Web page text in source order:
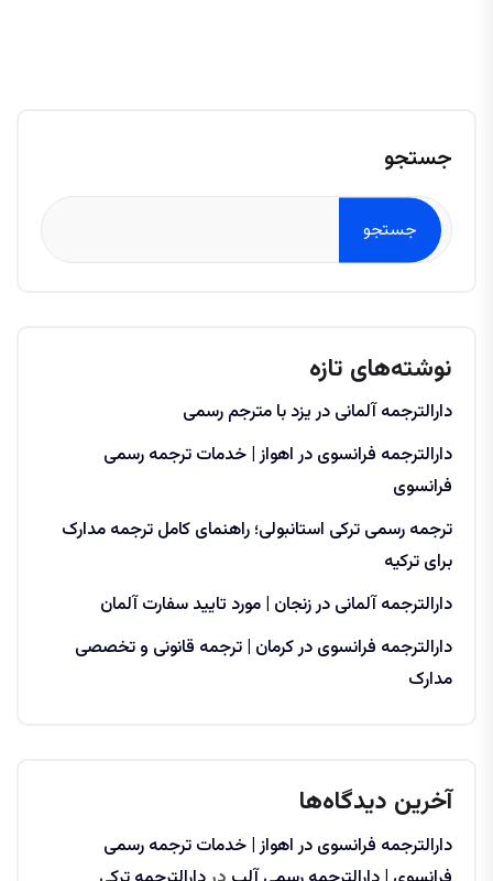
جستجو
جستجو
نوشته‌های تازه
دارالترجمه آلمانی در یزد با مترجم رسمی
دارالترجمه فرانسوی در اهواز | خدمات ترجمه رسمی
فرانسوی
ترجمه رسمی ترکی استانبولی؛ راهنمای کامل ترجمه مدارک
برای ترکیه
دارالترجمه آلمانی در زنجان | مورد تایید سفارت آلمان
دارالترجمه فرانسوی در کرمان | ترجمه قانونی و تخصصی
مدارک
آخرین دیدگاه‌ها
دارالترجمه فرانسوی در اهواز | خدمات ترجمه رسمی